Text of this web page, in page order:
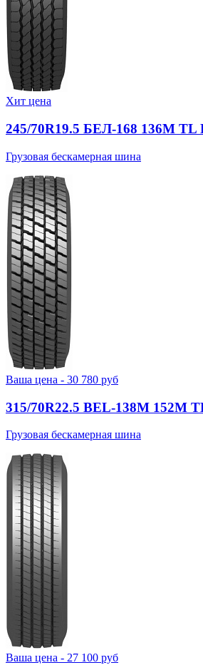
Хит цена
245/70R19.5 БЕЛ-168 136M TL
Грузовая бескамерная шина
Ваша цена - 30 780 руб
315/70R22.5 BEL-138М 152M
Грузовая бескамерная шина
Ваша цена - 27 100 руб